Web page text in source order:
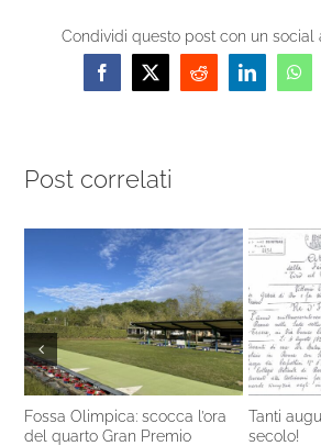
Condividi questo post con un social
Facebook
X RedditLinkedIn
Post correlati
Fossa Olimpica: scocca l’ora
del quarto Gran Premio
Tanti
secolo!